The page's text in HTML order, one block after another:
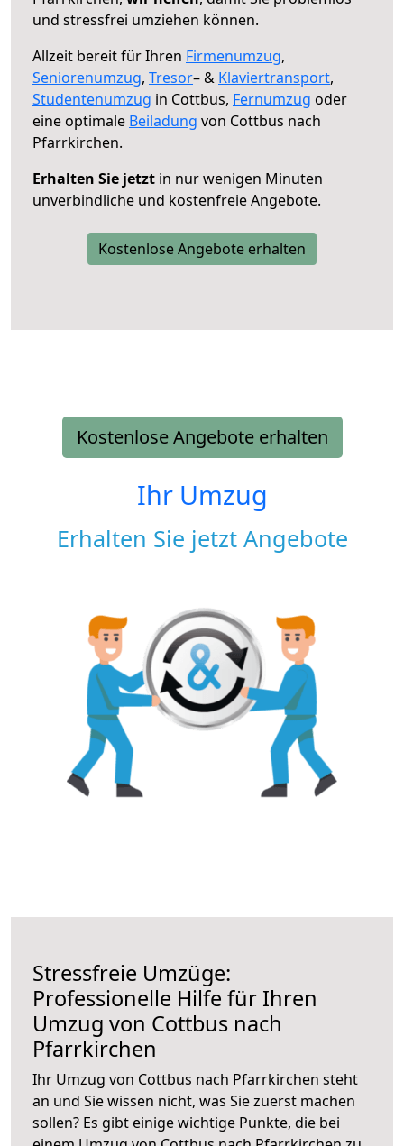
und stressfrei umziehen können.
Allzeit bereit für Ihren Firmenumzug,
Seniorenumzug, Tresor– & Klaviertransport,
Studentenumzug in Cottbus, Fernumzug oder
eine optimale Beiladung von Cottbus nach
Pfarrkirchen.
Erhalten Sie jetzt in nur wenigen Minuten
unverbindliche und kostenfreie Angebote.
Kostenlose Angebote erhalten
Kostenlose Angebote erhalten
Ihr Umzug
Erhalten Sie jetzt Angebote
Stressfreie Umzüge:
Professionelle Hilfe für Ihren
Umzug von Cottbus nach
Pfarrkirchen
Ihr Umzug von Cottbus nach Pfarrkirchen steht
an und Sie wissen nicht, was Sie zuerst machen
sollen? Es gibt einige wichtige Punkte, die bei